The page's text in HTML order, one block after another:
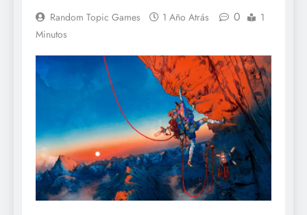
Random Topic Games 1 Año Atrás 0
1
Minutos